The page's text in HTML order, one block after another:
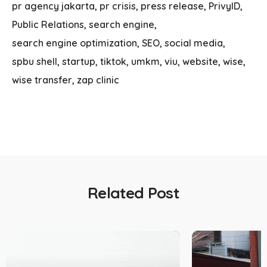
pr agency jakarta pr crisis press release PrivyID
Public Relations search engine
search engine optimization SEO social media
spbu shell startup tiktok umkm viu website wise
wise transfer zap clinic
Related Post